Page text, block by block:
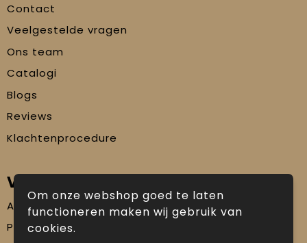
Contact
Veelgestelde vragen
Ons team
Catalogi
Blogs
Reviews
Klachtenprocedure
Veilig winkelen
Algemene voorwaarden
Privacyverklaring
Om onze webshop goed te laten
functioneren maken wij gebruik van
cookies.